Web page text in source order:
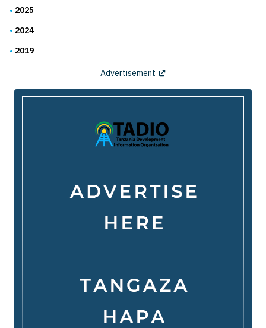
2025
2024
2019
Advertisement